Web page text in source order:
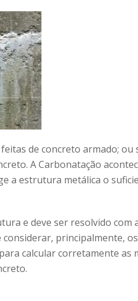
de concreto armado; ou
A Carbonatação
a estrutura metálica o
e deve ser resolvido com
principalmente,
calcular corretamente as